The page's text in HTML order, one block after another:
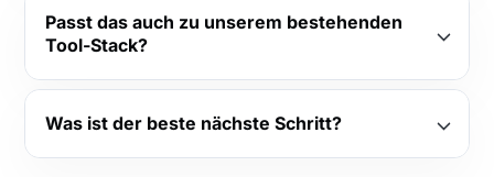
Passt das auch zu unserem bestehenden
Tool-Stack?
Was ist der beste nächste Schritt?